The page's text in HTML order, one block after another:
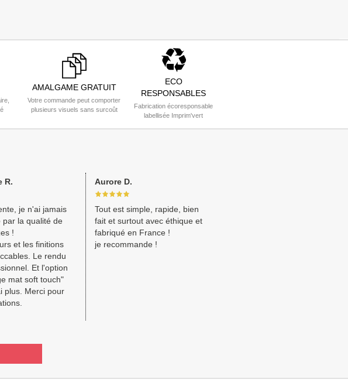
AMALGAME GRATUIT
Votre commande peut comporter
plusieurs visuels sans surcoût
ECO
RESPONSABLES
Fabrication écoresponsable
labellisée Imprim'vert
R.
je n'ai jamais
par la qualité de
!
et les finitions
Le rendu
Et l'option
mat soft touch"
plus. Merci pour
Aurore D.
Tout est simple, rapide, bien
fait et surtout avec éthique et
fabriqué en France !
je recommande !